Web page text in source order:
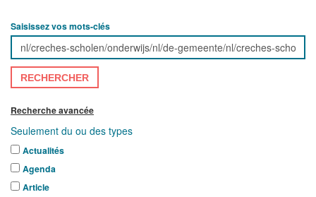
Saisissez vos mots-clés
RECHERCHER
Recherche avancée
Seulement du ou des types
Actualités
Agenda
Article